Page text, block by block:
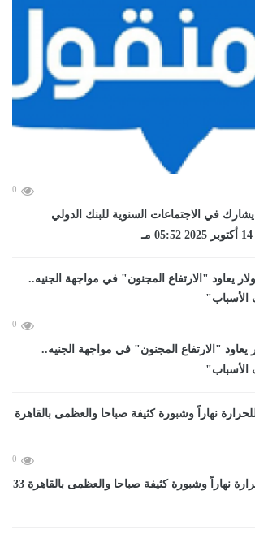
0
يشارك في الاجتماعات السنوية للبنك الدولي
0
يعاود "الارتفاع المجنون" في مواجهة الجنيه..
الأسباب"
0
الطقس غدا مائل للحرارة نهاراً وشبورة كثيفة صباحا والعظمى بالقاهرة 33